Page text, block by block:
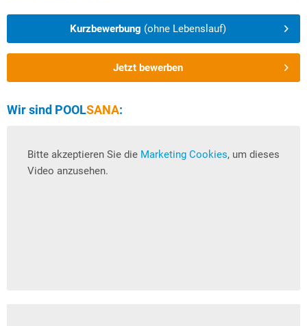
Kurzbewerbung (ohne Lebenslauf)
Jetzt bewerben
Wir sind POOLSANA:
Bitte akzeptieren Sie die Marketing Cookies, um dieses
Video anzusehen.